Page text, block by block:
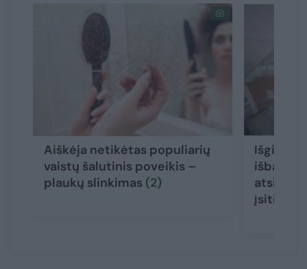
Aiškėja netikėtas populiarių
vaistų šalutinis poveikis –
plaukų slinkimas (2)
Išgirtą
atsidūrė